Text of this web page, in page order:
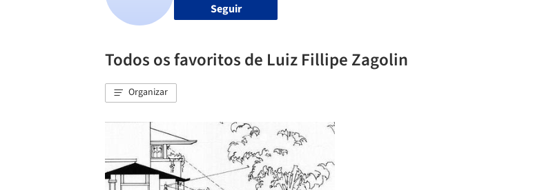
Seguir
Todos os favoritos de Luiz Fillipe Zagolin
Organizar